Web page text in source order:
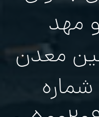
و مهد
معدن
شماره